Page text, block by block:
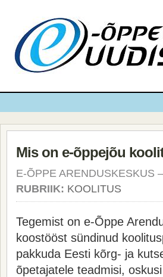
Mis on e-õppejõu
E-ÕPPE ARENDUSKESKUS –
RUBRIIK: KOOLITUS
Tegemist on e-Õppe
koostööst sündinud
pakkuda Eesti kõrg- ja
õpetajatele teadmisi,